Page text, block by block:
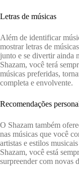
Letras de músicas
Além de identificar
mostrar letras de
junto e se divertir ainda
Shazam, você terá
músicas preferidas,
completa e envolvente.
Recomendações
O Shazam também
nas músicas que você
artistas e estilos
Shazam, você está
surpreender com novas